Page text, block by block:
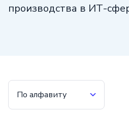
производства в ИТ-
информационных
особенностям Agile,
По алфавиту